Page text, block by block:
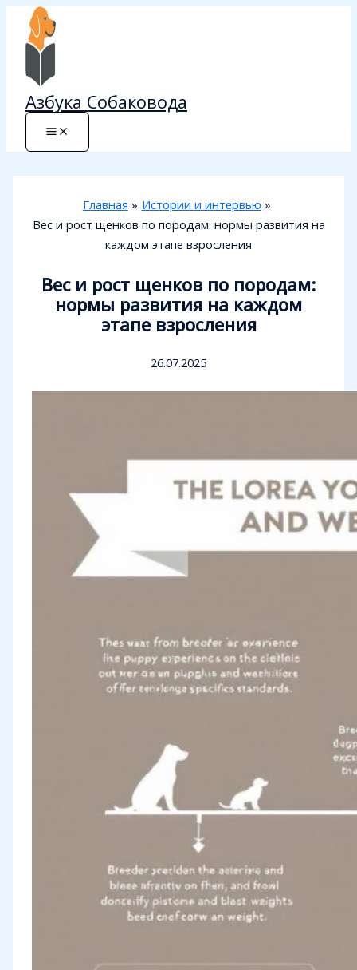
Перейти
содержимому
Азбука Собаковода
Главная
Истории и интервью
Вес и рост щенков по породам: нормы развития на
каждом этапе взросления
Вес и рост щенков по породам:
нормы развития на каждом
этапе взросления
26.07.2025